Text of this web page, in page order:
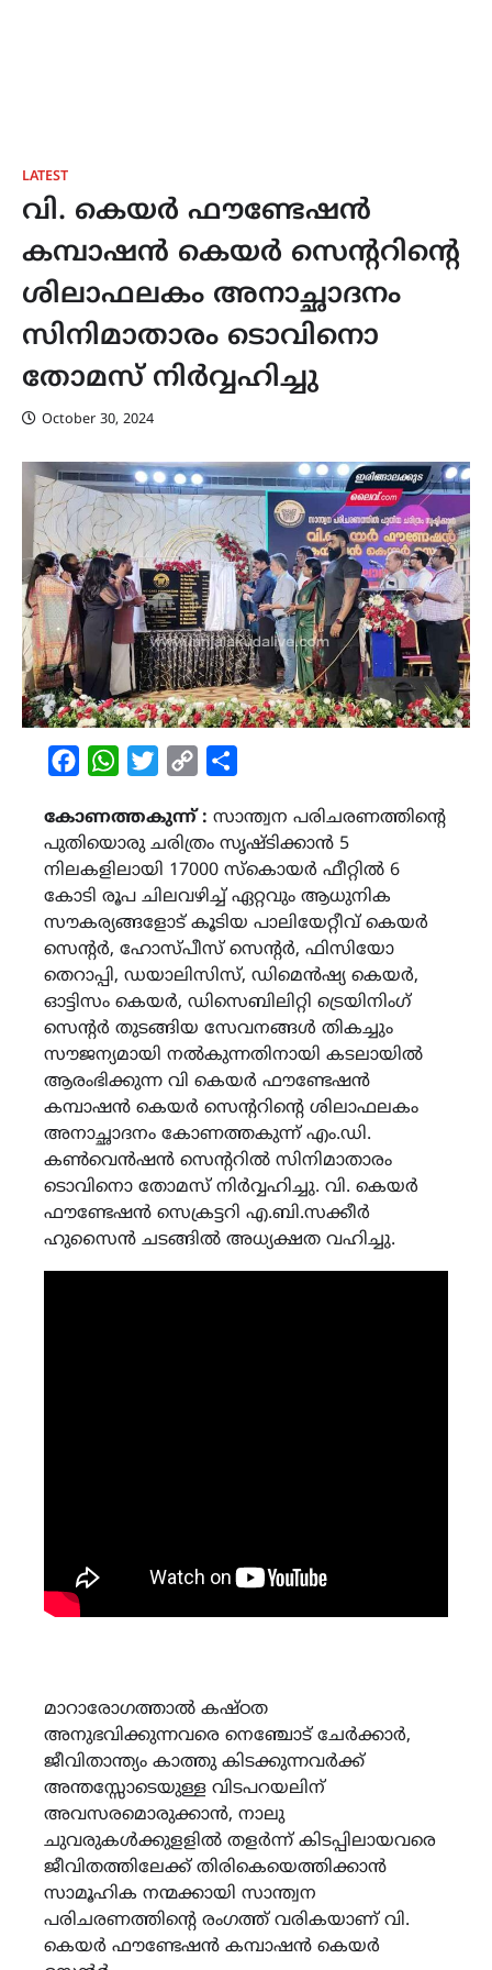
LATEST
വി. കെയർ ഫൗണ്ടേഷൻ
കമ്പാഷൻ കെയർ സെൻ്ററിൻ്റെ
ശിലാഫലകം അനാച്ഛാദനം
സിനിമാതാരം ടൊവിനൊ
തോമസ് നിർവ്വഹിച്ചു
October 30, 2024
FacebookWhatsAppTwitterCopy
കോണത്തകുന്ന് : സാന്ത്വന പരിചരണത്തിൻ്റെ
പുതിയൊരു ചരിത്രം സൃഷ്ടിക്കാൻ 5
നിലകളിലായി 17000 സ്‌കൊയർ ഫീറ്റിൽ 6
കോടി രൂപ ചിലവഴിച്ച് ഏറ്റവും ആധുനിക
സൗകര്യങ്ങളോട് കൂടിയ പാലിയേറ്റീവ് കെയർ
സെൻ്റർ, ഹോസ്പീസ് സെൻ്റർ, ഫിസിയോ
തെറാപ്പി, ഡയാലിസിസ്, ഡിമെൻഷ്യ കെയർ,
ഓട്ടിസം കെയർ, ഡിസെബിലിറ്റി ട്രെയിനിംഗ്
സെൻ്റർ തുടങ്ങിയ സേവനങ്ങൾ തികച്ചും
സൗജന്യമായി നൽകുന്നതിനായി കടലായിൽ
ആരംഭിക്കുന്ന വി കെയർ ഫൗണ്ടേഷൻ
കമ്പാഷൻ കെയർ സെൻ്ററിൻ്റെ ശിലാഫലകം
അനാച്ഛാദനം കോണത്തകുന്ന് എം.ഡി.
കൺവെൻഷൻ സെൻ്ററിൽ സിനിമാതാരം
ടൊവിനൊ തോമസ് നിർവ്വഹിച്ചു. വി. കെയർ
ഫൗണ്ടേഷൻ സെക്രട്ടറി എ.ബി.സക്കീർ
ഹുസൈൻ ചടങ്ങിൽ അധ്യക്ഷത വഹിച്ചു.
മാറാരോഗത്താൽ കഷ്ഠത
അനുഭവിക്കുന്നവരെ നെഞ്ചോട് ചേർക്കാർ,
ജീവിതാന്ത്യം കാത്തു കിടക്കുന്നവർക്ക്
അന്തസ്സോടെയുള്ള വിടപറയലിന്
അവസരമൊരുക്കാൻ, നാലു
ചുവരുകൾക്കുളളിൽ തളർന്ന് കിടപ്പിലായവരെ
ജീവിതത്തിലേക്ക് തിരികെയെത്തിക്കാൻ
സാമൂഹിക നന്മക്കായി സാന്ത്വന
പരിചരണത്തിൻ്റെ രംഗത്ത് വരികയാണ് വി.
കെയർ ഫൗണ്ടേഷൻ കമ്പാഷൻ കെയർ